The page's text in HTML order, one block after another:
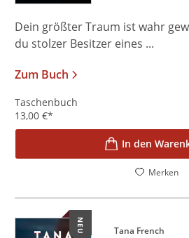
Dein größter Traum ist wahr
du stolzer Besitzer eines ...
Zum Buch
Taschenbuch
13,00 €*
In den
Merken
NEU Tana French